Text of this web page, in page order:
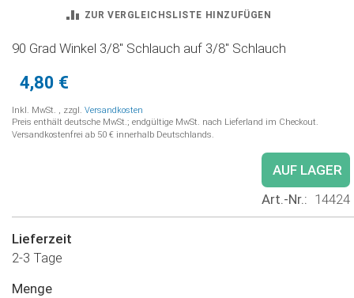
ZUR VERGLEICHSLISTE HINZUFÜGEN
90 Grad Winkel 3/8'' Schlauch auf 3/8'' Schlauch
4,80 €
Inkl. MwSt. , zzgl. Versandkosten
Preis enthält deutsche MwSt.; endgültige MwSt. nach Lieferland im Checkout.
Versandkostenfrei ab 50 € innerhalb Deutschlands.
AUF LAGER
Art.-Nr.
14424
Lieferzeit
2-3 Tage
Menge